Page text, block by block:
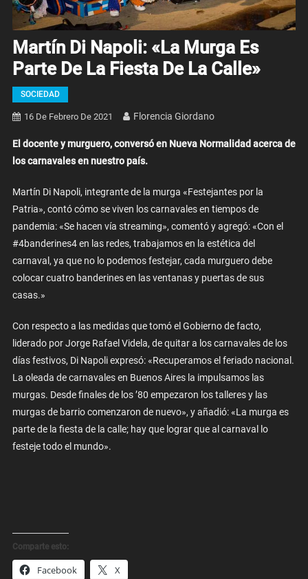
Martín Di Napoli: «La Murga Es
Parte De La Fiesta De La Calle»
SOCIEDAD
16 De Febrero De 2021 Florencia Giordano
El docente y murguero, conversó en Nueva Normalidad acerca de
los carnavales en nuestro país.
Martín Di Napoli, integrante de la murga «Festejantes por la
Patria», contó cómo se viven los carnavales en tiempos de
pandemia: «Se hacen vía streaming», comentó y agregó: «Con el
#4banderines4 en las redes, trabajamos en la estética del
carnaval, ya que no lo podemos festejar, cada murguero debe
colocar cuatro banderines en las ventanas y puertas de sus
casas.»
Con respecto a las medidas que tomó el Gobierno de facto,
liderado por Jorge Rafael Videla, de quitar a los carnavales de los
días festivos, Di Napoli expresó: «Recuperamos el feriado nacional.
La oleada de carnavales en Buenos Aires la impulsamos las
murgas. Desde finales de los ’80 empezaron los talleres y las
murgas de barrio comenzaron de nuevo», y añadió: «La murga es
parte de la fiesta de la calle; hay que lograr que al carnaval lo
festeje todo el mundo».
Comparte esto:
Facebook X